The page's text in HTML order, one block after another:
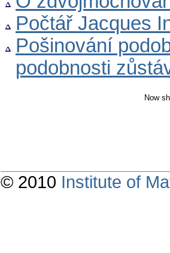
Počtář Jacques
Pošinování
podobnosti
Now
© 2010 Institute of